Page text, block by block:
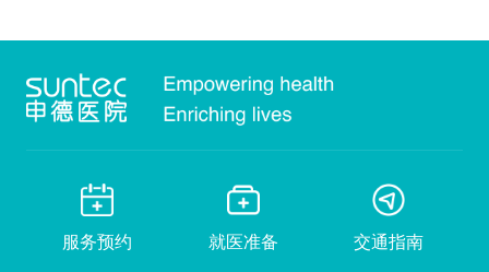
服务预约 就医准备 交通指南